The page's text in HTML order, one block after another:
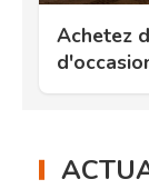
Achetez